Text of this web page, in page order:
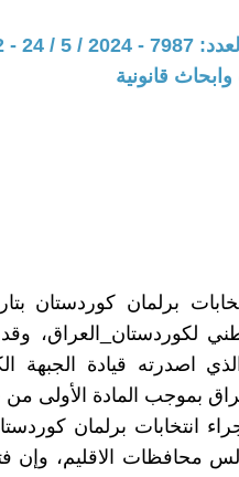
24 - 00:02
قانونية
1992 الذي اصدرته قيادة
بموجب المادة الأولى من قانون
انتخابات برلمان
محافظات الاقليم، وإن